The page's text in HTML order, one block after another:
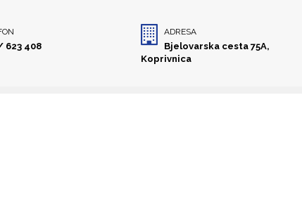
623 408
ADRESA
Bjelovarska cesta 75A,
Koprivnica